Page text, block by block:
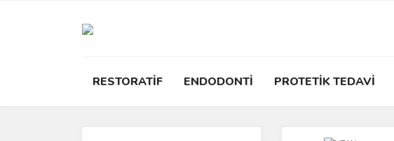
RESTORATİF ENDODONTİ PROTETİK TEDAVİ